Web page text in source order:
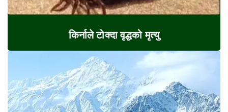
किर्नाले टोक्दा वृद्धको मृत्यु